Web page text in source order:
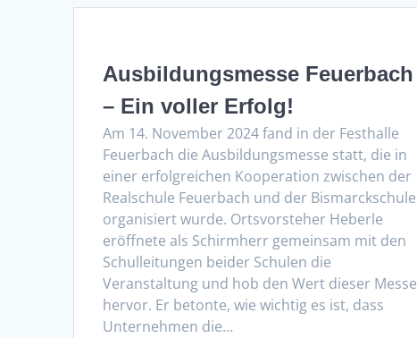
Ausbildungsmesse Feuerbach
– Ein voller Erfolg!
Am 14. November 2024 fand in der Festhalle
Feuerbach die Ausbildungsmesse statt, die in
einer erfolgreichen Kooperation zwischen der
Realschule Feuerbach und der Bismarckschule
organisiert wurde. Ortsvorsteher Heberle
eröffnete als Schirmherr gemeinsam mit den
Schulleitungen beider Schulen die
Veranstaltung und hob den Wert dieser Messe
hervor. Er betonte, wie wichtig es ist, dass
Unternehmen die…